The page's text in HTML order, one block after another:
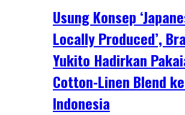
Usung Konsep
Locally Produced’,
Yukito Hadirkan
Cotton-Linen Blend
Indonesia